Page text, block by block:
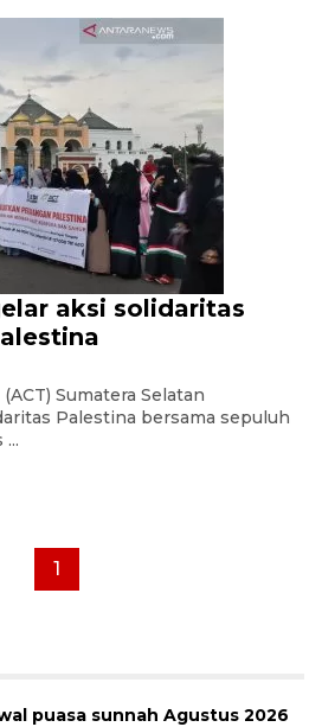
aksi solidaritas
Sumatera Selatan
Palestina bersama sepuluh
1
puasa sunnah Agustus 2026